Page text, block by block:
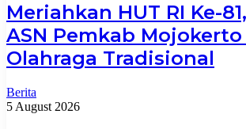
Meriahkan HUT RI Ke-
ASN Pemkab
Olahraga Tradisional
Berita
5 August 2026